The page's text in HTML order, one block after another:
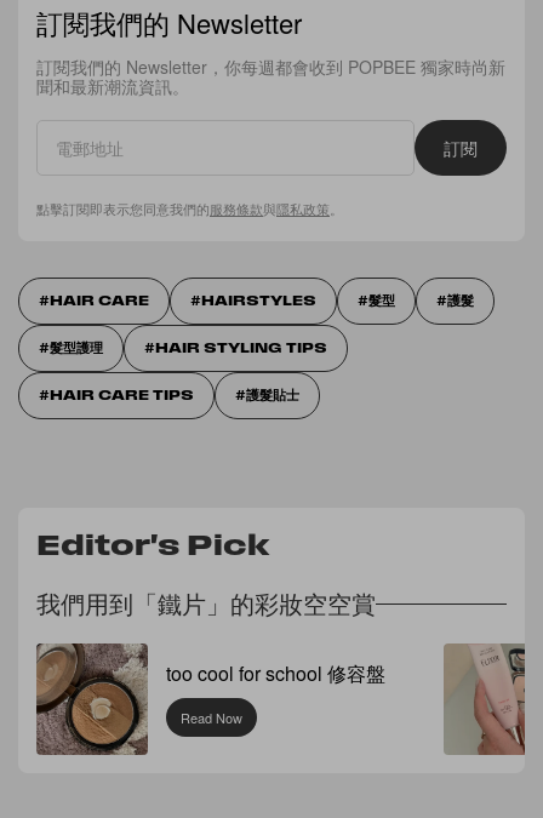
訂閱我們的 Newsletter
訂閱我們的 Newsletter，你每週都會收到 POPBEE 獨家時尚新
聞和最新潮流資訊。
訂閱
點擊訂閱即表示您同意我們的服務條款與隱私政策。
HAIR CARE HAIRSTYLES 髮型 護髮
髮型護理 HAIR STYLING TIPS
HAIR CARE TIPS 護髮貼士
Editor's Pick
我們用到「鐵片」的彩妝空空賞
too cool for school 修容盤
Read Now